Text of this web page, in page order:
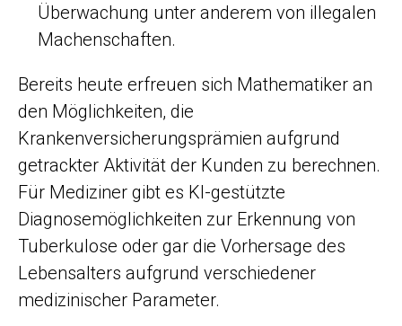
Überwachung unter anderem von illegalen
Machenschaften.
Bereits heute erfreuen sich Mathematiker an
den Möglichkeiten, die
Krankenversicherungsprämien aufgrund
getrackter Aktivität der Kunden zu berechnen.
Für Mediziner gibt es KI-gestützte
Diagnosemöglichkeiten zur Erkennung von
Tuberkulose oder gar die Vorhersage des
Lebensalters aufgrund verschiedener
medizinischer Parameter.